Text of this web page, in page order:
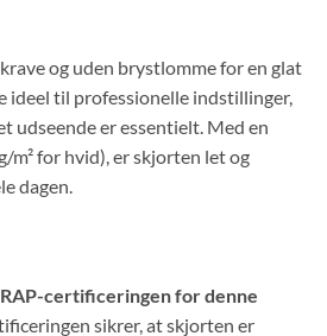
og uden brystlomme for en glat
ideel til professionelle indstillinger,
udseende er essentielt. Med en
m² for hvid), er skjorten let og
dagen.
certificeringen for denne
sikrer, at skjorten er